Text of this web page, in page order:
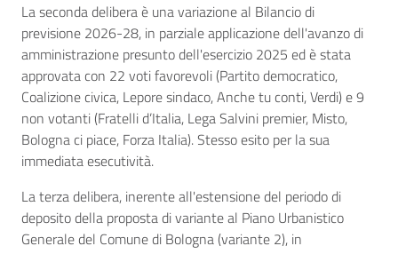
La seconda delibera è una variazione al Bilancio di
previsione 2026-28, in parziale applicazione dell'avanzo di
amministrazione presunto dell'esercizio 2025 ed è stata
approvata con 22 voti favorevoli (Partito democratico,
Coalizione civica, Lepore sindaco, Anche tu conti, Verdi) e 9
non votanti (Fratelli d’Italia, Lega Salvini premier, Misto,
Bologna ci piace, Forza Italia). Stesso esito per la sua
immediata esecutività.
La terza delibera, inerente all'estensione del periodo di
deposito della proposta di variante al Piano Urbanistico
Generale del Comune di Bologna (variante 2), in